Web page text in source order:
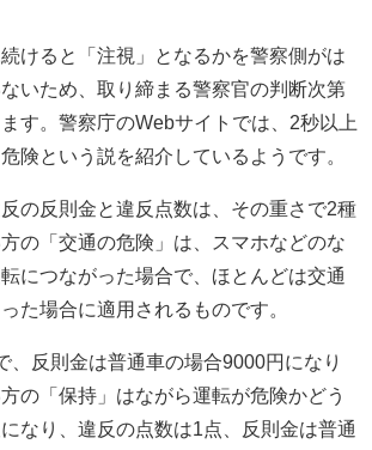
けると「注視」となるかを警察側がは
いため、取り締まる警察官の判断次第
す。警察庁のWebサイトでは、2秒以上
険という説を紹介しているようです。
の反則金と違反点数は、その重さで2種
の「交通の危険」は、スマホなどのな
につながった場合で、ほとんどは交通
た場合に適用されるものです。
、反則金は普通車の場合9000円になり
の「保持」はながら運転が危険かどう
なり、違反の点数は1点、反則金は普通